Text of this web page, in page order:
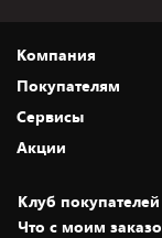
Компания
О нас
Адреса магазинов
Новости
Статьи и обзоры
Вакансии
Покупателям
Как сделать заказ
Оплата и доставка
Безналичный расчёт
Обмен и возврат
Сервисы
Установка техники
Для игровых
Акции
Скидки и промокоды
Белорусские товары
Клуб покупателей
Что с моим